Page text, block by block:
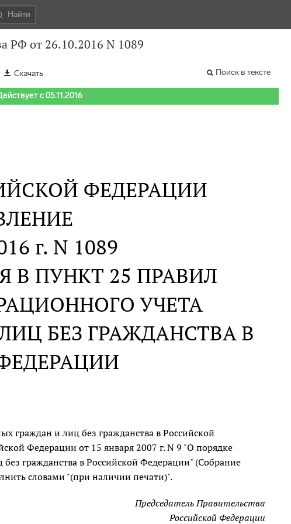
Найти
РФ от 26.10.2016 N 1089
Скачать Поиск в тексте
с 05.11.2016
ФЕДЕРАЦИИ
г. N 1089
В ПУНКТ 25 ПРАВИЛ
УЧЕТА
БЕЗ ГРАЖДАНСТВА В
граждан и лиц без гражданства в Российской
Федерации от 15 января 2007 г. N 9 "О порядке
гражданства в Российской Федерации" (Собрание
словами "(при наличии печати)".
Председатель Правительства
Российской Федерации